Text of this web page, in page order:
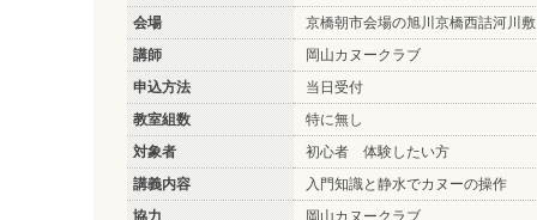
会場
京橋朝市会場の旭川京橋西詰河川敷
講師
岡山カヌークラブ
申込方法
当日受付
教室組数
特に無し
対象者
初心者 体験したい方
講義内容
入門知識と静水でカヌーの操作
協力
岡山カヌークラブ